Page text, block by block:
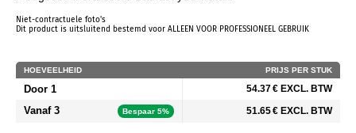
Niet-contractuele foto's
Dit product is uitsluitend bestemd voor ALLEEN VOOR PROFESSIONEEL GEBRUIK
HOEVEELHEID PRIJS PER STUK
Door 1 54.37 € EXCL. BTW
Vanaf 3 Bespaar 5% 51.65 € EXCL. BTW